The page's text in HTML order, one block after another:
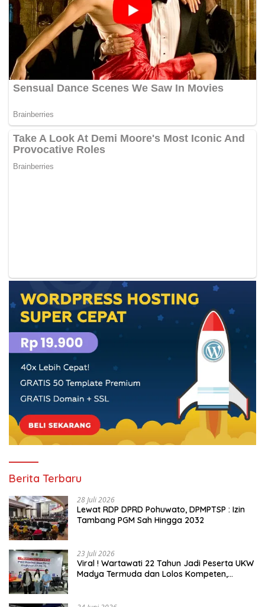
Berita Terbaru
28 Juli 2026
Lewat RDP DPRD Pohuwato, DPMPTSP : Izin
Tambang PGM Sah Hingga 2032
23 Juli 2026
Viral ! Wartawati 22 Tahun Jadi Peserta UKW
Madya Termuda dan Lolos Kompeten,